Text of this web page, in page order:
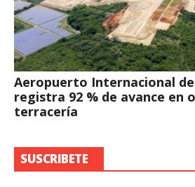
Aeropuerto Internacional
registra 92 % de avance en
terracería
SUSCRIBETE